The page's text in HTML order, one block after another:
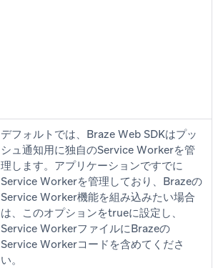
デフォルトでは、Braze Web SDKはプッ
シュ通知用に独自のService Workerを管
理します。アプリケーションですでに
Service Workerを管理しており、Brazeの
Service Worker機能を組み込みたい場合
は、このオプションをtrueに設定し、
Service WorkerファイルにBrazeの
Service Workerコードを含めてくださ
い。